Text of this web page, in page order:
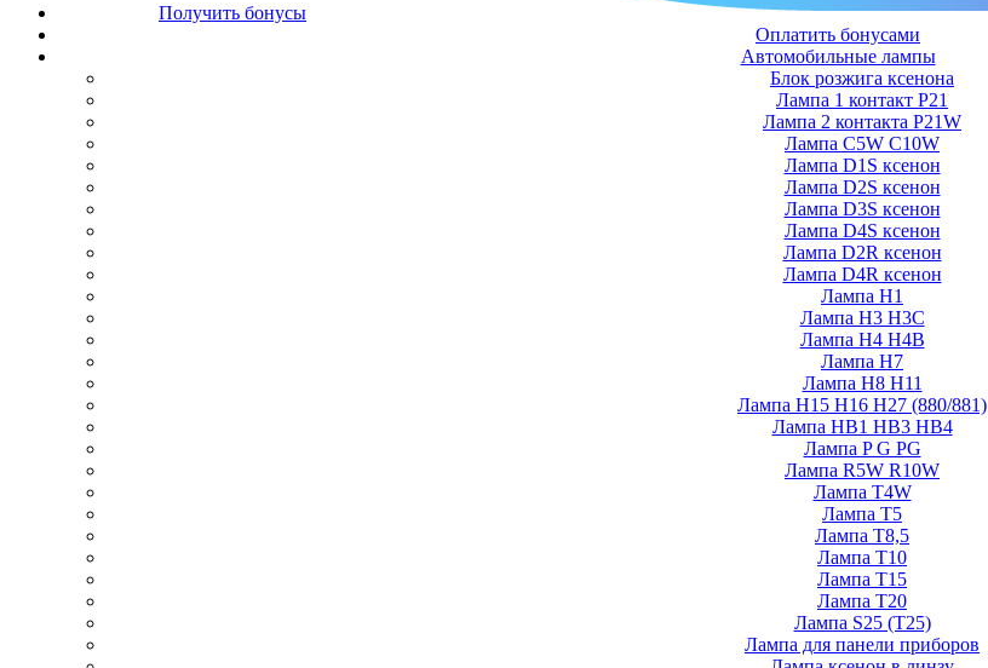
Получить бонусы
Оплатить бонусами
Автомобильные лампы
Блок розжига ксенона
Лампа 1 контакт P21
Лампа 2 контакта P21W
Лампа C5W C10W
Лампа D1S ксенон
Лампа D2S ксенон
Лампа D3S ксенон
Лампа D4S ксенон
Лампа D2R ксенон
Лампа D4R ксенон
Лампа H1
Лампа H3 H3C
Лампа H4 H4B
Лампа H7
Лампа H8 H11
Лампа H15 H16 H27 (880/881)
Лампа HB1 HB3 HB4
Лампа P G PG
Лампа R5W R10W
Лампа T4W
Лампа T5
Лампа T8,5
Лампа T10
Лампа T15
Лампа T20
Лампа S25 (T25)
Лампа для панели приборов